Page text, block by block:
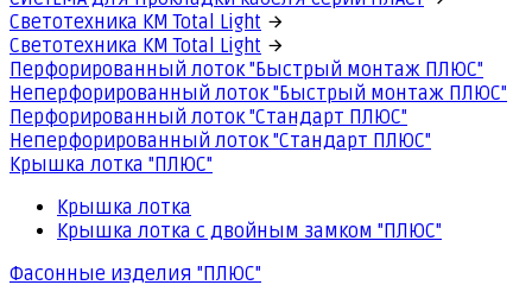
Светотехника КМ Total Light
Светотехника КМ Total Light
Перфорированный лоток "Быстрый монтаж ПЛЮС"
Неперфорированный лоток "Быстрый монтаж ПЛЮС"
Перфорированный лоток "Стандарт ПЛЮС"
Неперфорированный лоток "Стандарт ПЛЮС"
Крышка лотка "ПЛЮС"
Крышка лотка
Крышка лотка с двойным замком "ПЛЮС"
Фасонные изделия "ПЛЮС"